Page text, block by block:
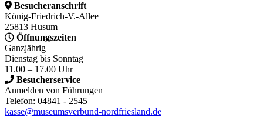
Besucheranschrift
König-Friedrich-V.-Allee
25813 Husum
Öffnungszeiten
Ganzjährig
Dienstag bis Sonntag
11.00 – 17.00 Uhr
Besucherservice
Anmelden von Führungen
Telefon: 04841 - 2545
kasse@museumsverbund-nordfriesland.de